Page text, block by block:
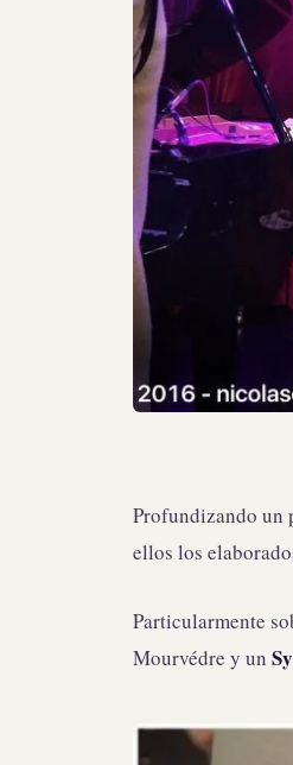
Profundizando un
ellos los
Particularmente
Mourvédre y un